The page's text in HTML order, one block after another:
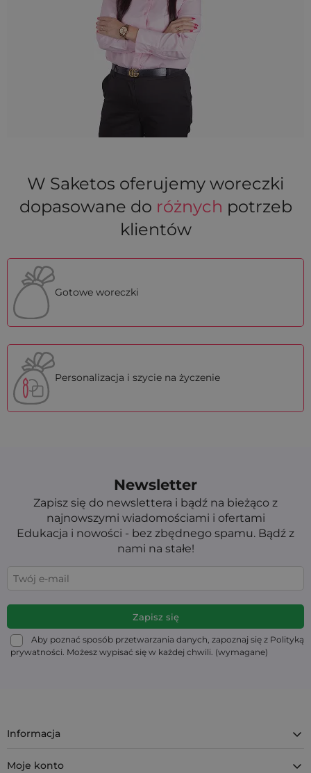
W Saketos oferujemy woreczki
dopasowane do różnych potrzeb
klientów
Gotowe woreczki
Personalizacja i szycie na życzenie
Newsletter
Zapisz się do newslettera i bądź na bieżąco z
najnowszymi wiadomościami i ofertami
Edukacja i nowości - bez zbędnego spamu. Bądź z
nami na stałe!
Aby poznać sposób przetwarzania danych, zapoznaj się z Polityką
prywatności. Możesz wypisać się w każdej chwili. (wymagane)
Informacja
Moje konto